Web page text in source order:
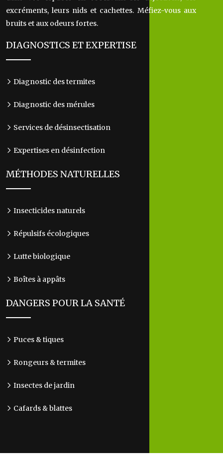
excréments, leurs nids et cachettes. Méfiez-vous aux
bruits et aux odeurs fortes.
DIAGNOSTICS ET EXPERTISE
Diagnostic des termites
Diagnostic des mérules
Services de désinsectisation
Expertises en désinfection
MÉTHODES NATURELLES
Insecticides naturels
Répulsifs écologiques
Lutte biologique
Boîtes à appâts
DANGERS POUR LA SANTÉ
Puces & tiques
Rongeurs & termites
Insectes de jardin
Cafards & blattes